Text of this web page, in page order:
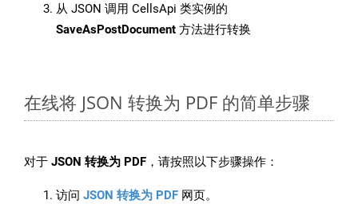
从 JSON 调用 CellsApi 类实例的
SaveAsPostDocument 方法进行转换
在线将 JSON 转换为 PDF 的简单步骤
对于 JSON 转换为 PDF ，请按照以下步骤操作：
访问 JSON 转换为 PDF 网页。